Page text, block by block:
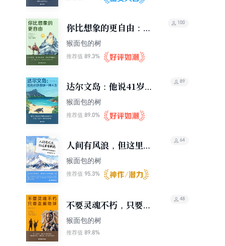
你比想象的更自由：俗
世奇人与部落秘境
猴面包的树
推荐值 89.3%
100
达尔文岛：他说41岁想
换一种人生（轻游记）
猴面包的树
推荐值 89.0%
89
人间有风浪，但这里有
解药
猴面包的树
推荐值 95.3%
64
不要灵魂不朽，只要走
遍地球
猴面包的树
推荐值 89.8%
48